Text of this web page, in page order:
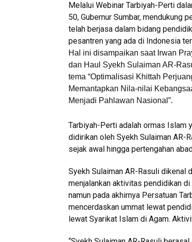
Melalui Webinar Tarbiyah-Perti
50, Gubernur Sumbar, mendukung
telah berjasa dalam bidang
pesantren yang ada di Indonesia
Hal ini disampaikan saat Irwan
dan Haul Syekh Sulaiman AR-
tema “Optimalisasi Khittah
Memantapkan Nila-nilai
Menjadi Pahlawan Nasional”.
Tarbiyah-Perti adalah ormas Islam
didirikan oleh Syekh Sulaiman AR-
sejak awal hingga pertengahan
Syekh Sulaiman AR-Rasuli dikenal
menjalankan aktivitas pendidikan
namun pada akhirnya Persatuan
mencerdaskan ummat lewat
lewat Syarikat Islam di Agam.